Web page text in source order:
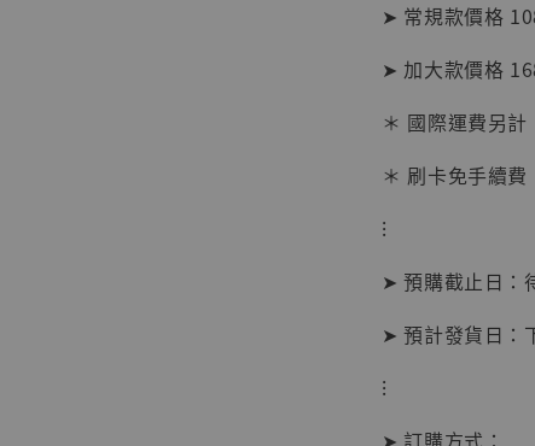
可動蒐
➤ 常規款價格
➤ 加大款價格
＊ 國際運費另計
＊ 刷卡免手續費
⁝
➤ 預購截止日：
➤ 預計發貨日：
⁝
➤ 訂購方式：